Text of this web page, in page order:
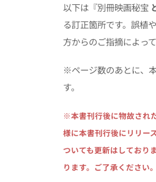
以下は『別冊映画秘宝
る訂正箇所です。誤植
方からのご指摘によっ
※ページ数のあとに、
す。
※本書刊行後に物故され
様に本書刊行後にリリー
ついても更新はしており
ります。ご了承ください。